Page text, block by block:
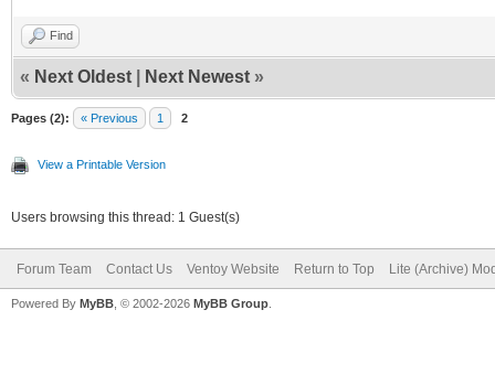
Find
« Next Oldest Next Newest »
Pages (2): « Previous 1 2
View a Printable Version
Users browsing this thread: 1 Guest(s)
Forum Team Contact Us Ventoy Website Return to Top Lite (Archive)
Powered By MyBB , © 2002-2026 MyBB Group